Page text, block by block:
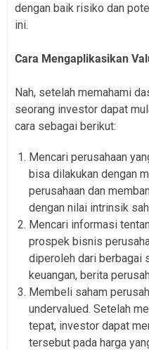
dengan baik risiko dan
ini.
Cara Mengaplikasikan
Nah, setelah memahami
seorang investor dapat
cara sebagai berikut:
Mencari perusahaan
bisa dilakukan dengan
perusahaan dan
dengan nilai intrinsik
Mencari informasi
prospek bisnis
diperoleh dari berbagai
keuangan, berita
Membeli saham
undervalued. Setelah
tepat, investor dapat
tersebut pada harga